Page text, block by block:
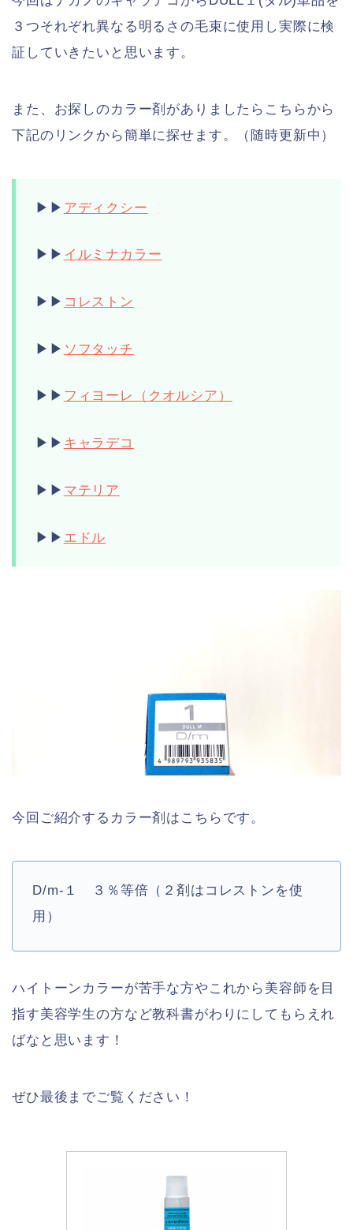
３つそれぞれ異なる明るさの毛束に使用し実際に検
証していきたいと思います。
また、お探しのカラー剤がありましたらこちらから
下記のリンクから簡単に探せます。（随時更新中）
▶︎▶︎ アディクシー
▶︎▶︎ イルミナカラー
▶︎▶︎ コレストン
▶︎▶︎ ソフタッチ
▶︎▶︎ フィヨーレ（クオルシア）
▶︎▶︎ キャラデコ
▶︎▶︎ マテリア
▶︎▶︎ エドル
今回ご紹介するカラー剤はこちらです。
D/m-１ ３％等倍（２剤はコレストンを使
用）
ハイトーンカラーが苦手な方やこれから美容師を目
指す美容学生の方など教科書がわりにしてもらえれ
ばなと思います！
ぜひ最後までご覧ください！